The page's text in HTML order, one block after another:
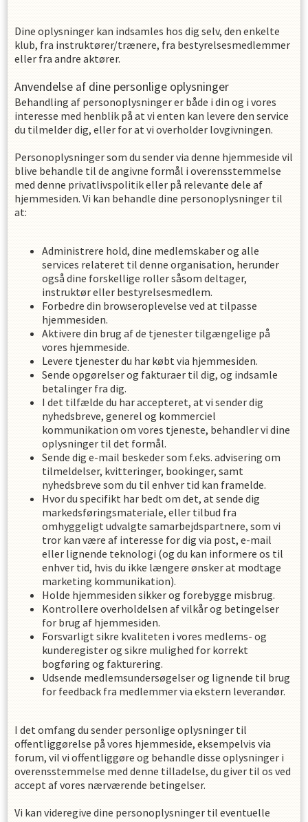
Dine oplysninger kan indsamles hos dig selv, den enkelte
klub, fra instruktører/trænere, fra bestyrelsesmedlemmer
eller fra andre aktører.
Anvendelse af dine personlige oplysninger
Behandling af personoplysninger er både i din og i vores
interesse med henblik på at vi enten kan levere den service
du tilmelder dig, eller for at vi overholder lovgivningen.
Personoplysninger som du sender via denne hjemmeside vil
blive behandle til de angivne formål i overensstemmelse
med denne privatlivspolitik eller på relevante dele af
hjemmesiden. Vi kan behandle dine personoplysninger til
at:
Administrere hold, dine medlemskaber og alle
services relateret til denne organisation, herunder
også dine forskellige roller såsom deltager,
instruktør eller bestyrelsesmedlem.
Forbedre din browseroplevelse ved at tilpasse
hjemmesiden.
Aktivere din brug af de tjenester tilgængelige på
vores hjemmeside.
Levere tjenester du har købt via hjemmesiden.
Sende opgørelser og fakturaer til dig, og indsamle
betalinger fra dig.
I det tilfælde du har accepteret, at vi sender dig
nyhedsbreve, generel og kommerciel
kommunikation om vores tjeneste, behandler vi dine
oplysninger til det formål.
Sende dig e-mail beskeder som f.eks. advisering om
tilmeldelser, kvitteringer, bookinger, samt
nyhedsbreve som du til enhver tid kan framelde.
Hvor du specifikt har bedt om det, at sende dig
markedsføringsmateriale, eller tilbud fra
omhyggeligt udvalgte samarbejdspartnere, som vi
tror kan være af interesse for dig via post, e-mail
eller lignende teknologi (og du kan informere os til
enhver tid, hvis du ikke længere ønsker at modtage
marketing kommunikation).
Holde hjemmesiden sikker og forebygge misbrug.
Kontrollere overholdelsen af ​​vilkår og betingelser
for brug af hjemmesiden.
Forsvarligt sikre kvaliteten i vores medlems- og
kunderegister og sikre mulighed for korrekt
bogføring og fakturering.
Udsende medlemsundersøgelser og lignende til brug
for feedback fra medlemmer via ekstern leverandør.
I det omfang du sender personlige oplysninger til
offentliggørelse på vores hjemmeside, eksempelvis via
forum, vil vi offentliggøre og behandle disse oplysninger i
overensstemmelse med denne tilladelse, du giver til os ved
accept af vores nærværende betingelser.
Vi kan videregive dine personoplysninger til eventuelle